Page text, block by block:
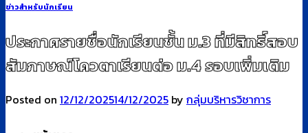
ข่าวสำหรับนักเรียน
ประกาศรายชื่อนักเรียนชั้น ม.3 ที่มีสิทธิ์สอบ
สัมภาษณ์โควตาเรียนต่อ ม.4 รอบเพิ่มเติม
Posted on 12/12/202514/12/2025 by กลุ่มบริหารวิชาการ